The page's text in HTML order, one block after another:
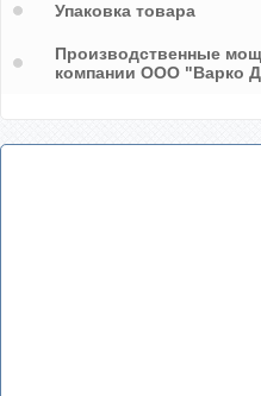
Упаковка товара
Производственные
компании ООО "Варко